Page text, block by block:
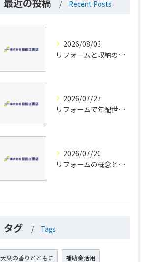
最近の投稿 Recent Posts
2026/08/03
リフォームと収納の工夫で実現する兵庫県川西市多可郡多可町の理想的な住まい作り
2026/07/27
リフォームで年配世帯の安全と快適を叶える資金計画と失敗しないポイント
2026/07/20
リフォームの概念と兵庫県川西市高砂市で賢く補助金活用する実践ガイド
タグ Tags
大葉の香りとともに 補助金活用